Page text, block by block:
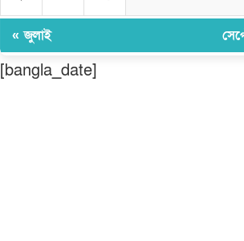
ঠাকুরগাঁওয়ে ২২০ পিস
বোতল ফেন্সিডিল ও ৩২ হাজার
« জুলাই
[bangla_date]